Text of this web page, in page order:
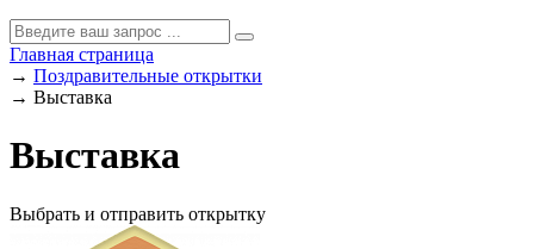
Главная страница
→ Поздравительные открытки
→ Выставка
Выставка
Выбрать и отправить открытку